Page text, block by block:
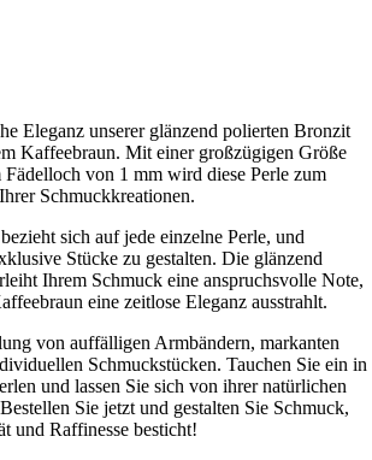
Eleganz unserer glänzend polierten Bronzit
Kaffeebraun. Mit einer großzügigen Größe
von 1 mm wird diese Perle zum
Schmuckkreationen.
sich auf jede einzelne Perle, und
Stücke zu gestalten. Die glänzend
Ihrem Schmuck eine anspruchsvolle Note,
eine zeitlose Eleganz ausstrahlt.
von auffälligen Armbändern, markanten
Schmuckstücken. Tauchen Sie ein in
und lassen Sie sich von ihrer natürlichen
Sie jetzt und gestalten Sie Schmuck,
und Raffinesse besticht!